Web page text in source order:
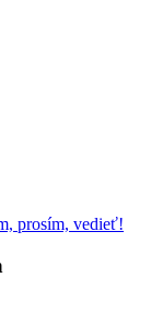
prosím, vedieť!